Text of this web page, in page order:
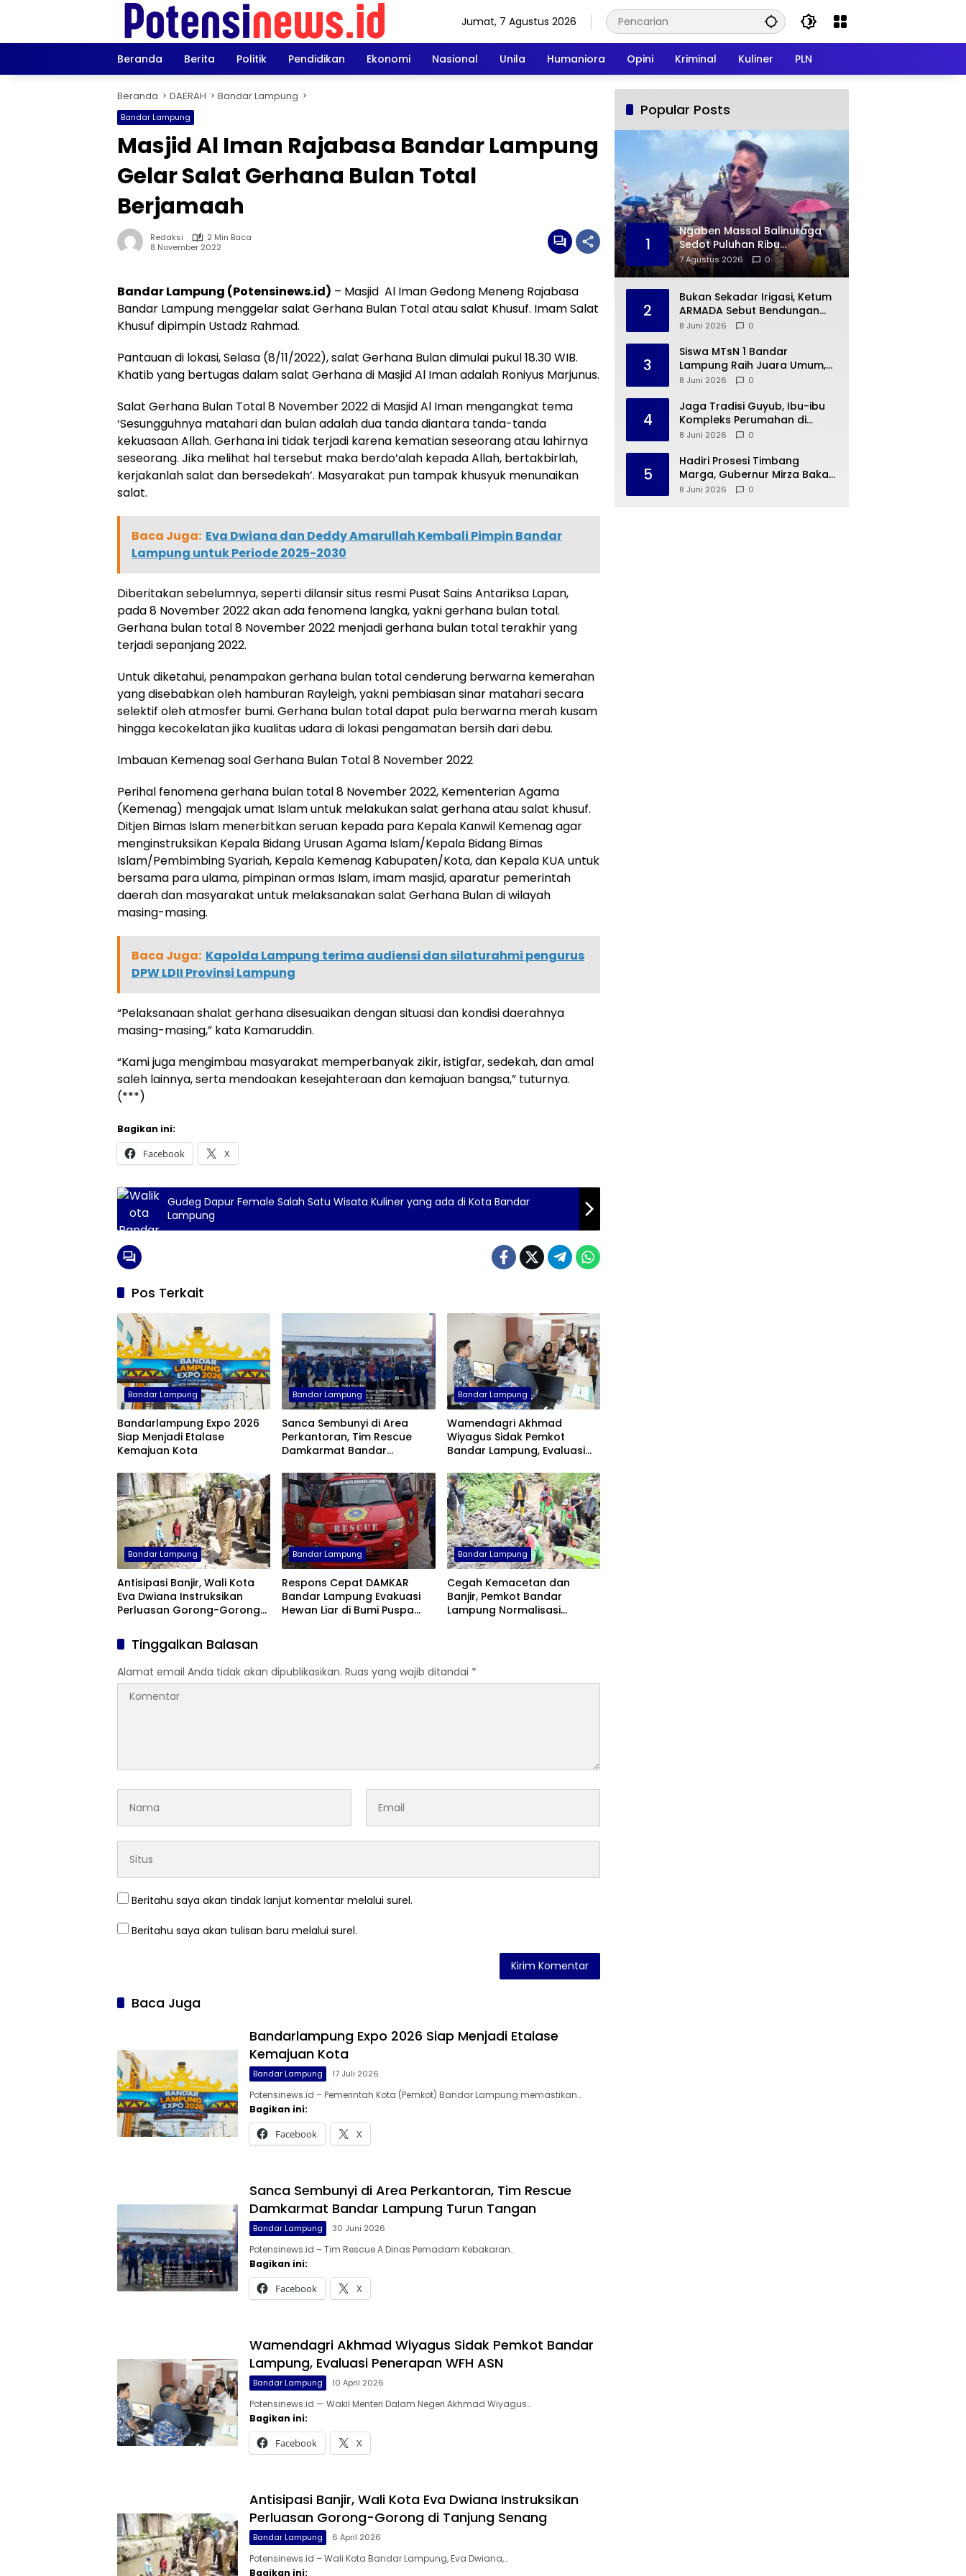
Jumat, 7 Agustus 2026
Beranda Berita Politik Pendidikan Ekonomi Nasional Unila Humaniora Opini Kriminal Kuliner PLN
Beranda DAERAH Bandar Lampung
Bandar Lampung
Masjid Al Iman Rajabasa Bandar Lampung
Gelar Salat Gerhana Bulan Total
Berjamaah
Redaksi
2 Min Baca
8 November 2022
Bandar Lampung (Potensinews.id) – Masjid Al Iman Gedong Meneng Rajabasa
Bandar Lampung menggelar salat Gerhana Bulan Total atau salat Khusuf. Imam Salat
Khusuf dipimpin Ustadz Rahmad.
Pantauan di lokasi, Selasa (8/11/2022), salat Gerhana Bulan dimulai pukul 18.30 WIB.
Khatib yang bertugas dalam salat Gerhana di Masjid Al Iman adalah Roniyus Marjunus.
Salat Gerhana Bulan Total 8 November 2022 di Masjid Al Iman mengangkat tema
‘Sesungguhnya matahari dan bulan adalah dua tanda diantara tanda-tanda
kekuasaan Allah. Gerhana ini tidak terjadi karena kematian seseorang atau lahirnya
seseorang. Jika melihat hal tersebut maka berdo’alah kepada Allah, bertakbirlah,
kerjakanlah salat dan bersedekah’. Masyarakat pun tampak khusyuk menunaikan
salat.
Baca Juga: Eva Dwiana dan Deddy Amarullah Kembali Pimpin Bandar
Lampung untuk Periode 2025-2030
Diberitakan sebelumnya, seperti dilansir situs resmi Pusat Sains Antariksa Lapan,
pada 8 November 2022 akan ada fenomena langka, yakni gerhana bulan total.
Gerhana bulan total 8 November 2022 menjadi gerhana bulan total terakhir yang
terjadi sepanjang 2022.
Untuk diketahui, penampakan gerhana bulan total cenderung berwarna kemerahan
yang disebabkan oleh hamburan Rayleigh, yakni pembiasan sinar matahari secara
selektif oleh atmosfer bumi. Gerhana bulan total dapat pula berwarna merah kusam
hingga kecokelatan jika kualitas udara di lokasi pengamatan bersih dari debu.
Imbauan Kemenag soal Gerhana Bulan Total 8 November 2022
Perihal fenomena gerhana bulan total 8 November 2022, Kementerian Agama
(Kemenag) mengajak umat Islam untuk melakukan salat gerhana atau salat khusuf.
Ditjen Bimas Islam menerbitkan seruan kepada para Kepala Kanwil Kemenag agar
menginstruksikan Kepala Bidang Urusan Agama Islam/Kepala Bidang Bimas
Islam/Pembimbing Syariah, Kepala Kemenag Kabupaten/Kota, dan Kepala KUA untuk
bersama para ulama, pimpinan ormas Islam, imam masjid, aparatur pemerintah
daerah dan masyarakat untuk melaksanakan salat Gerhana Bulan di wilayah
masing-masing.
Baca Juga: Kapolda Lampung terima audiensi dan silaturahmi pengurus
DPW LDII Provinsi Lampung
“Pelaksanaan shalat gerhana disesuaikan dengan situasi dan kondisi daerahnya
masing-masing,” kata Kamaruddin.
“Kami juga mengimbau masyarakat memperbanyak zikir, istigfar, sedekah, dan amal
saleh lainnya, serta mendoakan kesejahteraan dan kemajuan bangsa,” tuturnya.
(***)
Bagikan ini:
Facebook X
Gudeg Dapur Female Salah Satu Wisata Kuliner yang ada di Kota Bandar
Lampung
Pos Terkait
Bandar Lampung
Bandarlampung Expo 2026
Siap Menjadi Etalase
Kemajuan Kota
Bandar Lampung
Sanca Sembunyi di Area
Perkantoran, Tim Rescue
Damkarmat Bandar
Bandar Lampung
Wamendagri Akhmad
Wiyagus Sidak Pemkot
Bandar Lampung, Evaluasi
Bandar Lampung
Antisipasi Banjir, Wali Kota
Eva Dwiana Instruksikan
Perluasan Gorong-Gorong
Bandar Lampung
Respons Cepat DAMKAR
Bandar Lampung Evakuasi
Hewan Liar di Bumi Puspa
Bandar Lampung
Cegah Kemacetan dan
Banjir, Pemkot Bandar
Lampung Normalisasi
Tinggalkan Balasan
Alamat email Anda tidak akan dipublikasikan. Ruas yang wajib ditandai *
Beritahu saya akan tindak lanjut komentar melalui surel.
Beritahu saya akan tulisan baru melalui surel.
Baca Juga
Bandarlampung Expo 2026 Siap Menjadi Etalase
Kemajuan Kota
Bandar Lampung 17 Juli 2026
Potensinews.id – Pemerintah Kota (Pemkot) Bandar Lampung memastikan…
Bagikan ini:
Facebook X
Sanca Sembunyi di Area Perkantoran, Tim Rescue
Damkarmat Bandar Lampung Turun Tangan
Bandar Lampung 30 Juni 2026
Potensinews.id – Tim Rescue A Dinas Pemadam Kebakaran…
Bagikan ini:
Facebook X
Wamendagri Akhmad Wiyagus Sidak Pemkot Bandar
Lampung, Evaluasi Penerapan WFH ASN
Bandar Lampung 10 April 2026
Potensinews.id — Wakil Menteri Dalam Negeri Akhmad Wiyagus…
Bagikan ini:
Facebook X
Antisipasi Banjir, Wali Kota Eva Dwiana Instruksikan
Perluasan Gorong-Gorong di Tanjung Senang
Bandar Lampung 6 April 2026
Potensinews.id – Wali Kota Bandar Lampung, Eva Dwiana,…
Bagikan ini:
Popular Posts
1
Ngaben Massal Balinuraga
Sedot Puluhan Ribu
Pengunjung, Turis Italia
Terpukau dengan Budaya
7 Agustus 2026 0
2
Bukan Sekadar Irigasi, Ketum
ARMADA Sebut Bendungan
Way Rarem Cetak Sejarah
8 Juni 2026 0
3
Siswa MTsN 1 Bandar
Lampung Raih Juara Umum,
Terima Apresiasi dari
Lampung
8 Juni 2026 0
4
Jaga Tradisi Guyub, Ibu-ibu
Kompleks Perumahan di
Rajabasa Jenguk Kelahiran
8 Juni 2026 0
5
Hadiri Prosesi Timbang
Marga, Gubernur Mirza Bakal
Hidupkan 15 Desa Budaya
8 Juni 2026 0